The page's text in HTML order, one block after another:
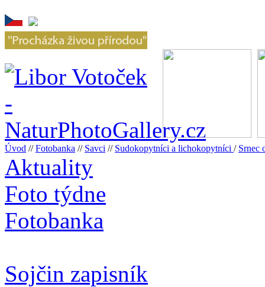
Úvod //Fotobanka // Savci // Sudokopytníci a lichokopytníci / Srnec
Aktuality
Foto týdne
Fotobanka
Sojčin zapisník